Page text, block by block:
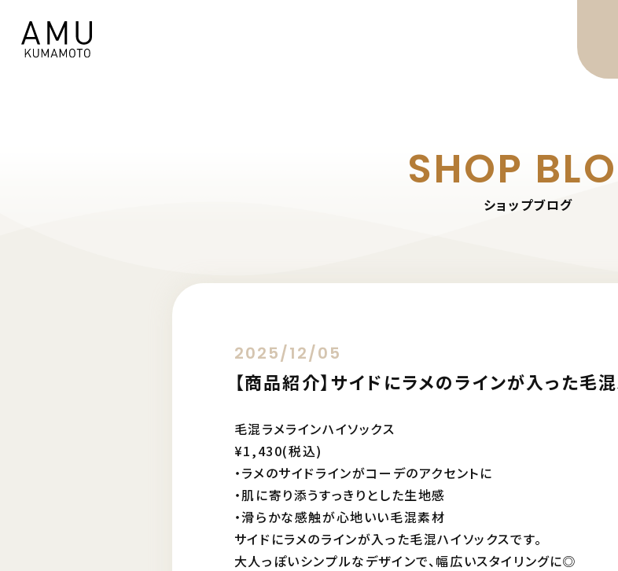
SHOP
ショップブログ
2025/12/05
【商品紹介】サイドにラメのラインが入った毛
毛混ラメラインハイソックス
¥1,430(税込)
・ラメのサイドラインがコーデのアクセントに
・肌に寄り添うすっきりとした生地感
・滑らかな感触が心地いい毛混素材
サイドにラメのラインが入った毛混ハイソックスです。
大人っぽいシンプルなデザインで、幅広いスタイリングに◎